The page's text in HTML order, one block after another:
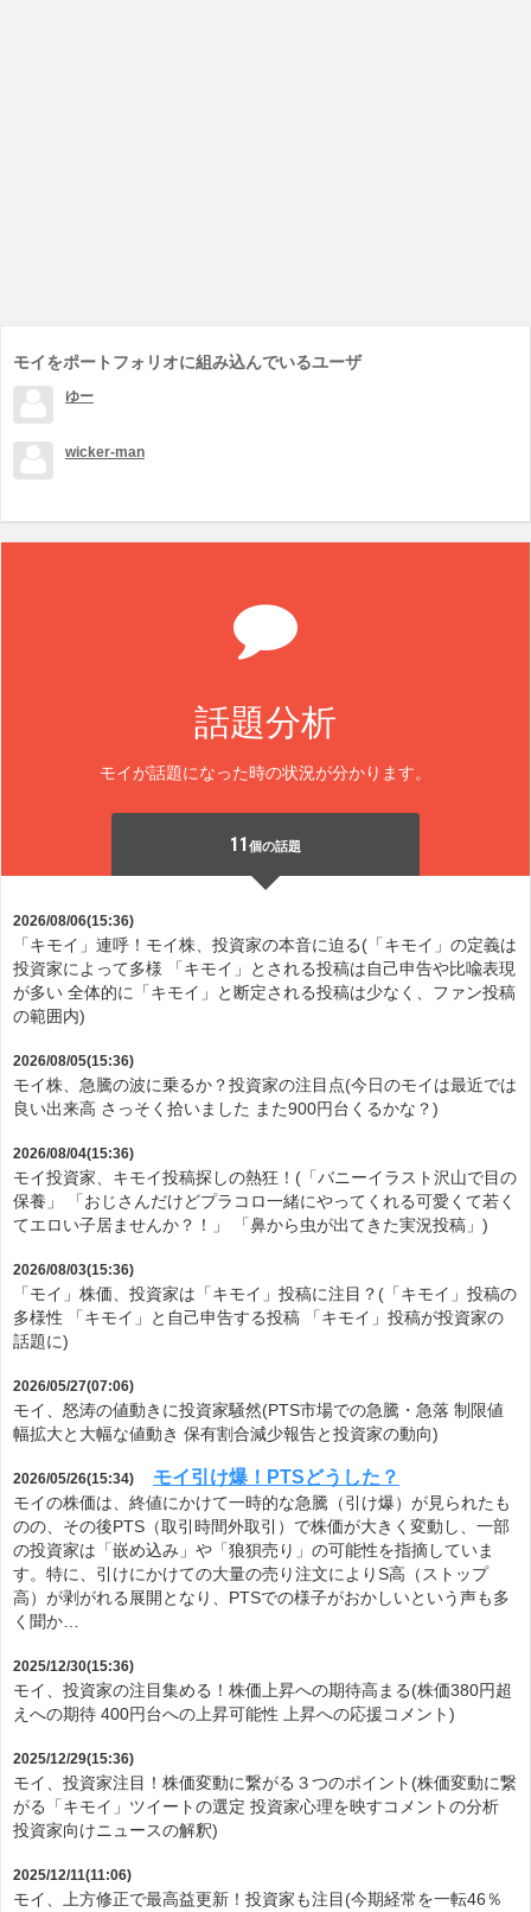
モイをポートフォリオに組み込んでいるユーザ
ゆー
wicker-man
話題分析
モイが話題になった時の状況が分かります。
11 個の話題
2026/08/06(15:36)
「キモイ」連呼！モイ株、投資家の本音に迫る(「キモイ」の定義は
投資家によって多様 「キモイ」とされる投稿は自己申告や比喩表現
が多い 全体的に「キモイ」と断定される投稿は少なく、ファン投稿
の範囲内)
2026/08/05(15:36)
モイ株、急騰の波に乗るか？投資家の注目点(今日のモイは最近では
良い出来高 さっそく拾いました また900円台くるかな？)
2026/08/04(15:36)
モイ投資家、キモイ投稿探しの熱狂！(「バニーイラスト沢山で目の
保養」 「おじさんだけどプラコロ一緒にやってくれる可愛くて若く
てエロい子居ませんか？！」 「鼻から虫が出てきた実況投稿」)
2026/08/03(15:36)
「モイ」株価、投資家は「キモイ」投稿に注目？(「キモイ」投稿の
多様性 「キモイ」と自己申告する投稿 「キモイ」投稿が投資家の
話題に)
2026/05/27(07:06)
モイ、怒涛の値動きに投資家騒然(PTS市場での急騰・急落 制限値
幅拡大と大幅な値動き 保有割合減少報告と投資家の動向)
2026/05/26(15:34) モイ引け爆！PTSどうした？
モイの株価は、終値にかけて一時的な急騰（引け爆）が見られたも
のの、その後PTS（取引時間外取引）で株価が大きく変動し、一部
の投資家は「嵌め込み」や「狼狽売り」の可能性を指摘していま
す。特に、引けにかけての大量の売り注文によりS高（ストップ
高）が剥がれる展開となり、PTSでの様子がおかしいという声も多
く聞か…
2025/12/30(15:36)
モイ、投資家の注目集める！株価上昇への期待高まる(株価380円超
えへの期待 400円台への上昇可能性 上昇への応援コメント)
2025/12/29(15:36)
モイ、投資家注目！株価変動に繋がる３つのポイント(株価変動に繋
がる「キモイ」ツイートの選定 投資家心理を映すコメントの分析
投資家向けニュースの解釈)
2025/12/11(11:06)
モイ、上方修正で最高益更新！投資家も注目(今期経常を一転46％